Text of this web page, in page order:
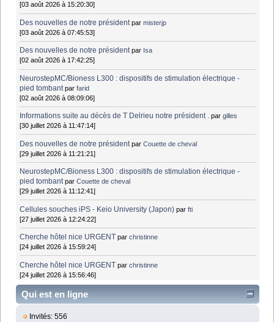
[03 août 2026 à 15:20:30]
Des nouvelles de notre président parmisterjp
[03 août 2026 à 07:45:53]
Des nouvelles de notre président par Isa
[02 août 2026 à 17:42:25]
NeurostepMC/Bioness L300 : dispositifs de stimulation électrique -
pied tombant parfarid
[02 août 2026 à 08:09:06]
Informations suite au décès de T Delrieu notre président . pargilles
[30 juillet 2026 à 11:47:14]
Des nouvelles de notre président parCouette de cheval
[29 juillet 2026 à 11:21:21]
NeurostepMC/Bioness L300 : dispositifs de stimulation électrique -
pied tombant parCouette de cheval
[29 juillet 2026 à 11:12:41]
Cellules souches iPS - Keio University (Japon) parfti
[27 juillet 2026 à 12:24:22]
Cherche hôtel nice URGENT parchristinne
[24 juillet 2026 à 15:59:24]
Cherche hôtel nice URGENT parchristinne
[24 juillet 2026 à 15:56:46]
Qui est en ligne
Invités: 556